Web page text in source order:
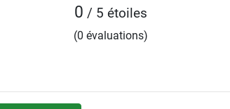
0 / 5 étoiles
(0 évaluations)